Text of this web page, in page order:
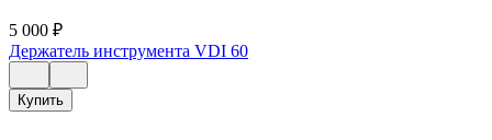
5 000 ₽
Держатель инструмента VDI 60
Купить